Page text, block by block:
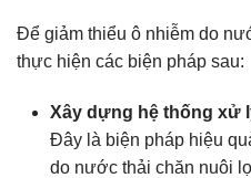
Để giảm thiểu ô nhiễm do
thực hiện các biện pháp sau:
Xây dựng hệ thống xử
Đây là biện pháp hiệu
do nước thải chăn nuôi